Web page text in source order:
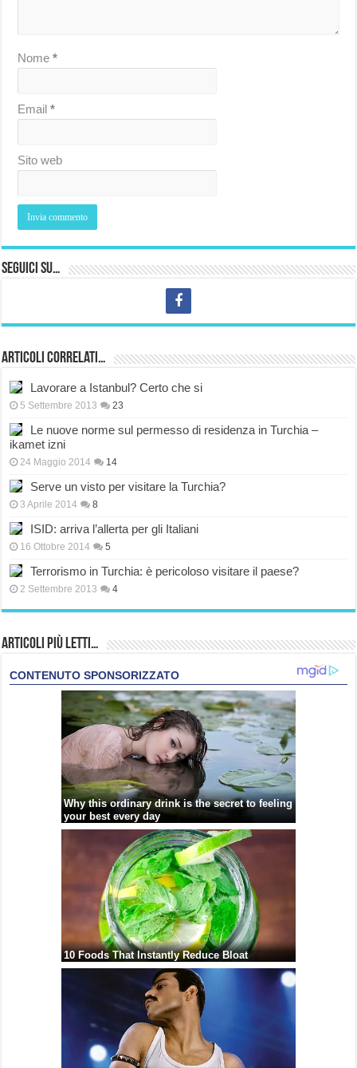
Nome*
Email*
Sito web
Seguici su…
Articoli correlati…
Lavorare a Istanbul? Certo che si
5 Settembre 2013 23
Le nuove norme sul permesso di residenza in Turchia –
ikamet izni
24 Maggio 2014 14
Serve un visto per visitare la Turchia?
3 Aprile 2014 8
ISID: arriva l’allerta per gli Italiani
16 Ottobre 2014 5
Terrorismo in Turchia: è pericoloso visitare il paese?
2 Settembre 2013 4
Articoli più Letti…